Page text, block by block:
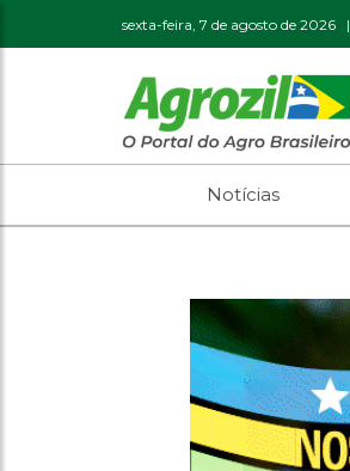
sexta-feira, 7 de agosto de 2026 |
Notícias